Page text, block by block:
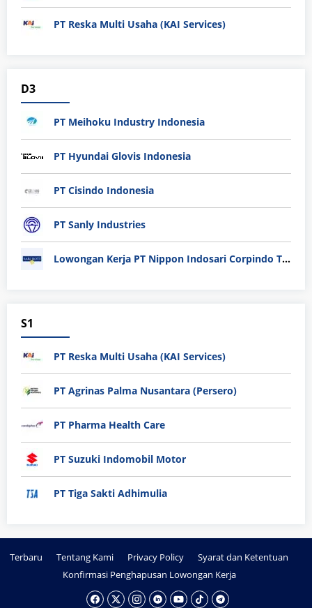
PT Reska Multi Usaha (KAI Services)
D3
PT Meihoku Industry Indonesia
PT Hyundai Glovis Indonesia
PT Cisindo Indonesia
PT Sanly Industries
Lowongan Kerja PT Nippon Indosari Corpindo Tbk. Bulan Agustus 2026
S1
PT Reska Multi Usaha (KAI Services)
PT Agrinas Palma Nusantara (Persero)
PT Pharma Health Care
PT Suzuki Indomobil Motor
PT Tiga Sakti Adhimulia
Terbaru Tentang Kami Privacy Policy
Syarat dan Ketentuan
Konfirmasi Penghapusan Lowongan Kerja